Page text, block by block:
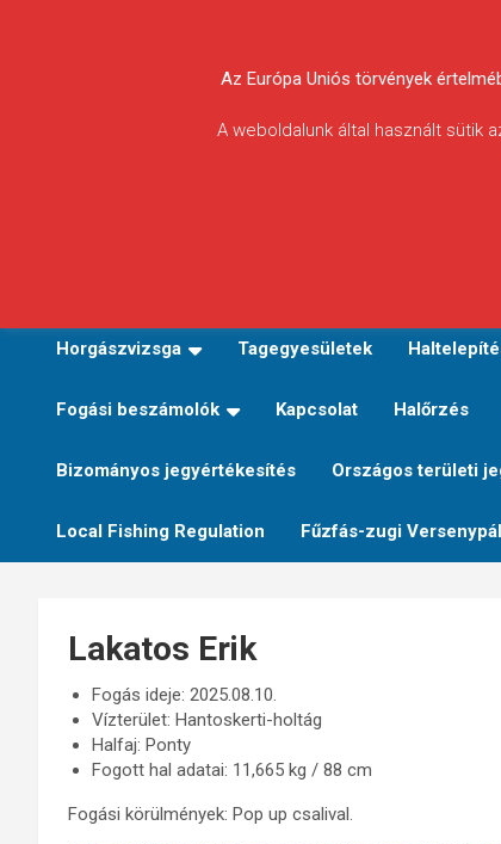
Körösvidéki Horgász
Egyesületek
Horgászvizsga Tagegyesületek
Fogási beszámolók Kapcsolat Halőrzés
Bizományos jegyértékesítés Országos területi
Local Fishing Regulation Fűzfás-zugi
Lakatos Erik
Fogás ideje: 2025.08.10.
Vízterület: Hantoskerti-holtág
Halfaj: Ponty
Fogott hal adatai: 11,665 kg / 88 cm
Fogási körülmények: Pop up csalival.
Az Európa Uniós törvények
A weboldalunk által használt sütik